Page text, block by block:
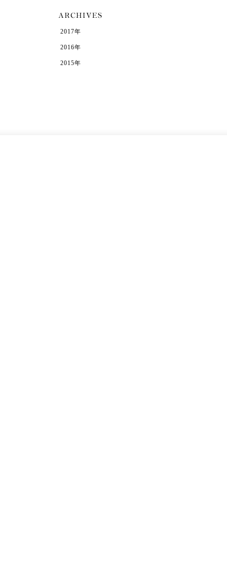
2017年
2016年
2015年